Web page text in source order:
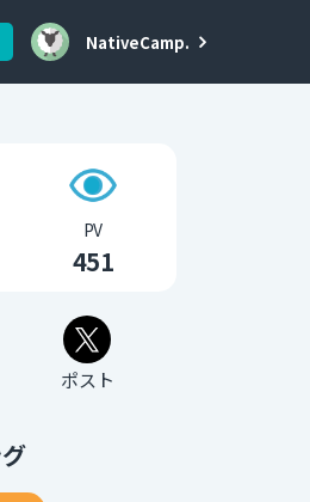
NativeCamp.
PV
451
ポスト